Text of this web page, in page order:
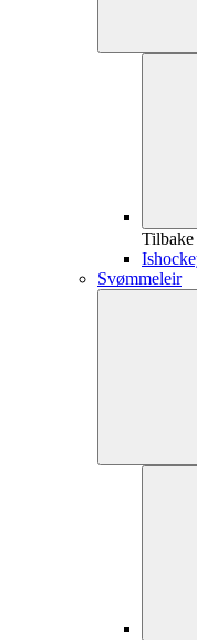
Tilbake
Svømmeleir